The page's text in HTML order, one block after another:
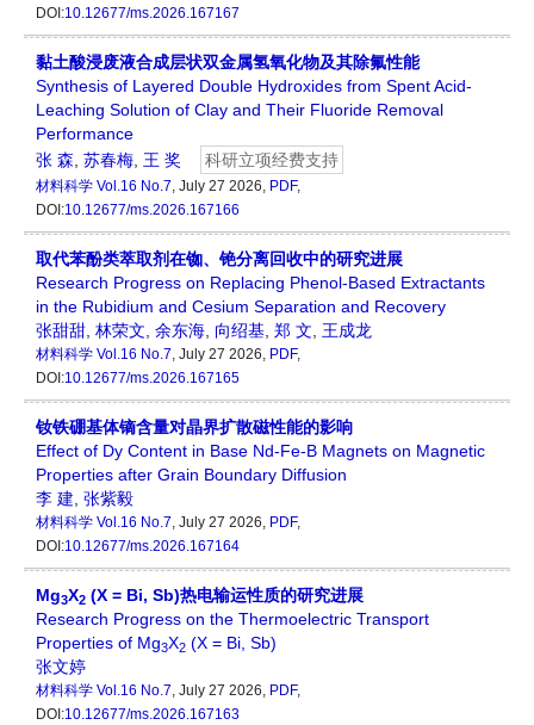
DOI:10.12677/ms.2026.167167
黏土酸浸废液合成层状双金属氢氧化物及其除氟性能
Synthesis of Layered Double Hydroxides from Spent Acid-
Leaching Solution of Clay and Their Fluoride Removal
Performance
张 森 苏春梅 王 奖 科研立项经费支持
材料科学 Vol.16 No.7, July 27 2026, PDF,
DOI:10.12677/ms.2026.167166
取代苯酚类萃取剂在铷、铯分离回收中的研究进展
Research Progress on Replacing Phenol-Based Extractants
in the Rubidium and Cesium Separation and Recovery
张甜甜 林荣文 余东海 向绍基 郑 文 王成龙
材料科学 Vol.16 No.7, July 27 2026, PDF,
DOI:10.12677/ms.2026.167165
钕铁硼基体镝含量对晶界扩散磁性能的影响
Effect of Dy Content in Base Nd-Fe-B Magnets on Magnetic
Properties after Grain Boundary Diffusion
李 建 张紫毅
材料科学 Vol.16 No.7, July 27 2026, PDF,
DOI:10.12677/ms.2026.167164
Mg3X2 (X = Bi, Sb)热电输运性质的研究进展
Research Progress on the Thermoelectric Transport
Properties of Mg3X2 (X = Bi, Sb)
张文婷
材料科学 Vol.16 No.7, July 27 2026, PDF,
DOI:10.12677/ms.2026.167163